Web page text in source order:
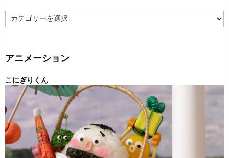
テ
ー
アニメーション
こにぎりくん